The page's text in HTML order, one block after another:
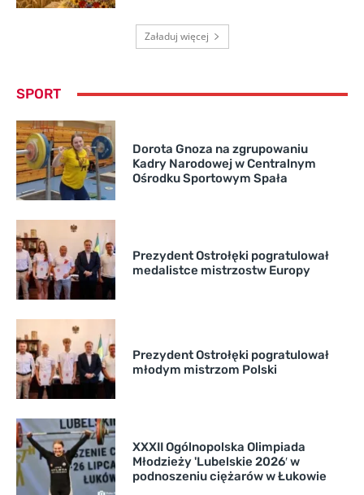
Załaduj więcej
SPORT
Dorota Gnoza na zgrupowaniu
Kadry Narodowej w Centralnym
Ośrodku Sportowym Spała
Prezydent Ostrołęki pogratulował
medalistce mistrzostw Europy
Prezydent Ostrołęki pogratulował
młodym mistrzom Polski
XXXII Ogólnopolska Olimpiada
Młodzieży 'Lubelskie 2026′ w
podnoszeniu ciężarów w Łukowie